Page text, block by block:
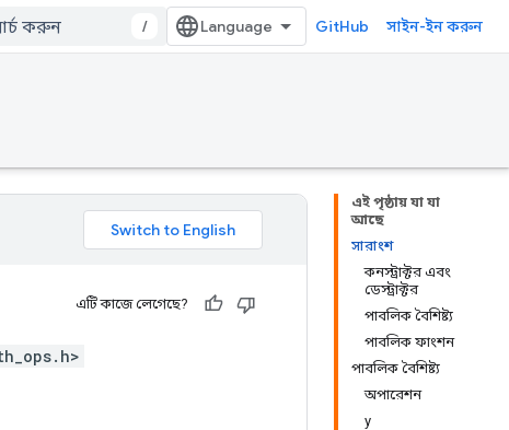
/ GitHub সাইন-ইন করুন
এই পৃষ্ঠায় যা যা
আছে
সারাংশ
কনস্ট্রাক্টর এবং
ডেস্ট্রাক্টর
পাবলিক বৈশিষ্ট্য
পাবলিক ফাংশন
পাবলিক বৈশিষ্ট্য
অপারেশন
y
এটি কাজে লেগেছে?